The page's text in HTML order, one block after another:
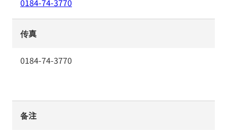
传真
0184-74-3770
备注